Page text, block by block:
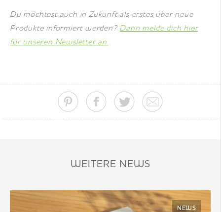
Du möchtest auch in Zukunft als erstes über neue
Produkte informiert werden? Dann melde dich hier
für unseren Newsletter an.
WEITERE NEWS
NEWS